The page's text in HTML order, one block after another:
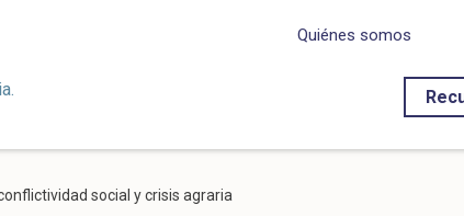
Quiénes somos
social y crisis agraria